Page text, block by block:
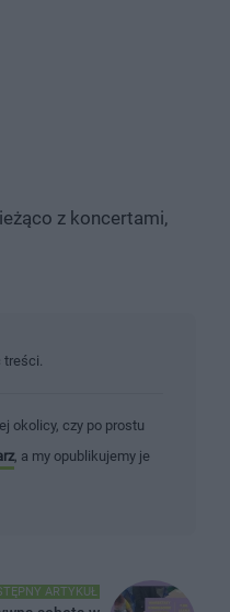
z koncertami,
okolicy, czy po prostu
, a my opublikujemy je
ARTYKUŁ